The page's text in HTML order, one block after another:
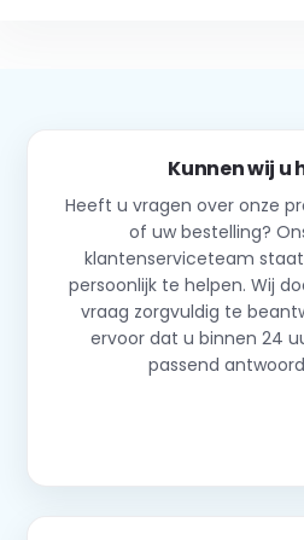
Kunnen wij u
Heeft u vragen over onze
of uw bestelling?
klantenserviceteam
persoonlijk te helpen. Wij
vraag zorgvuldig te
ervoor dat u binnen 24
passend